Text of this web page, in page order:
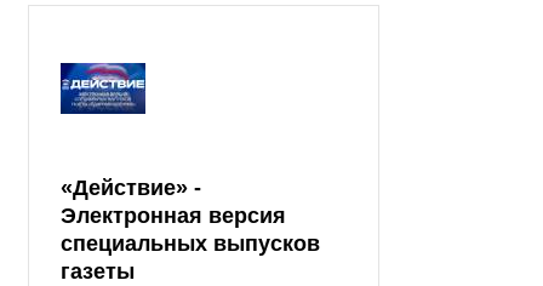
«Действие» -
Электронная версия
специальных выпусков
газеты